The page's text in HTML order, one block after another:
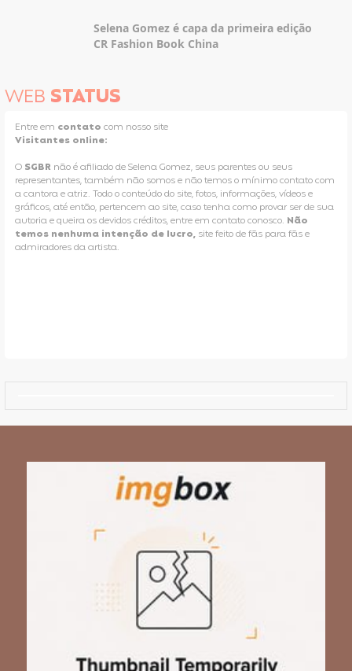
Selena Gomez é capa da primeira edição
CR Fashion Book China
WEB STATUS
Entre em contato com nosso site
Visitantes online:
O SGBR não é afiliado de Selena Gomez, seus parentes ou seus
representantes, também não somos e não temos o mínimo contato com
a cantora e atriz. Todo o conteúdo do site, fotos, informações, vídeos e
gráficos, até então, pertencem ao site, caso tenha como provar ser de sua
autoria e queira os devidos créditos, entre em contato conosco. Não
temos nenhuma intenção de lucro, site feito de fãs para fãs e
admiradores da artista.